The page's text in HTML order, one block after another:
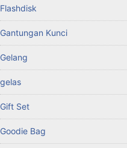
Flashdisk
Gantungan Kunci
Gelang
gelas
Gift Set
Goodie Bag